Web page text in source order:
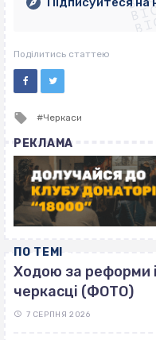
Поділитись статтею
Tagged
Черкаси
РЕКЛАМА
ПО ТЕМІ
Ходою за реформи
черкасці (ФОТО)
7 СЕРПНЯ 2026